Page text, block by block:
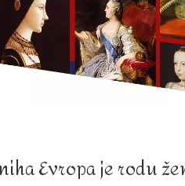
Evropa je rodu